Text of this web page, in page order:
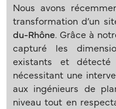
Nous avons
transformation d’un
du-Rhône. Grâce à
capturé les
existants et détecté
nécessitant une
aux ingénieurs de
niveau tout en